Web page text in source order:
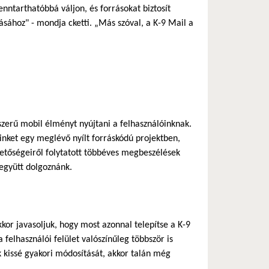
váljon, és forrásokat biztosít
- mondja cketti. „Más szóval, a K-9 Mail a
mobil élményt nyújtani a felhasználóinknak.
egy meglévő nyílt forráskódú projektben,
folytatott többéves megbeszélések
dolgoznánk.
javasoljuk, hogy most azonnal telepítse a K-9
felület valószínűleg többször is
gyakori módosítását, akkor talán még